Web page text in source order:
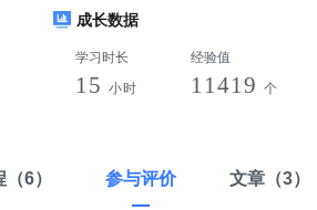
成长数据
学习时长
15 小时
经验值
11419 个
（6） 参与评价 文章 （3）